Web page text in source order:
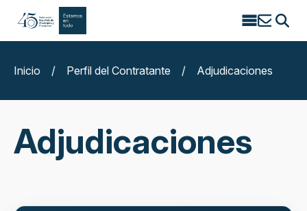
Search
Inicio
/ Perfil del Contratante / Adjudicaciones
Adjudicaciones